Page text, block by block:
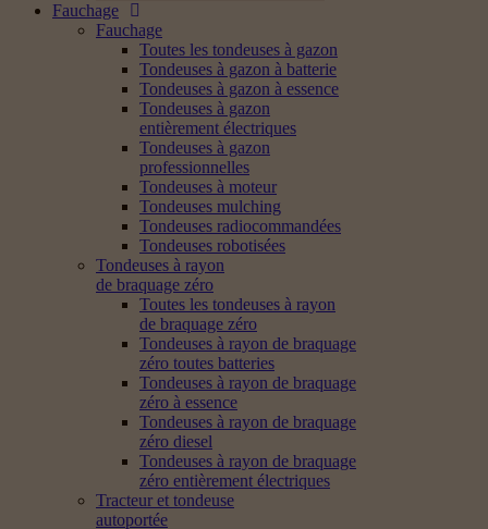
Fauchage
Fauchage
Toutes les tondeuses à gazon
Tondeuses à gazon à batterie
Tondeuses à gazon à essence
Tondeuses à gazon
entièrement électriques
Tondeuses à gazon
professionnelles
Tondeuses à moteur
Tondeuses mulching
Tondeuses radiocommandées
Tondeuses robotisées
Tondeuses à rayon
de braquage zéro
Toutes les tondeuses à rayon
de braquage zéro
Tondeuses à rayon de braquage
zéro toutes batteries
Tondeuses à rayon de braquage
zéro à essence
Tondeuses à rayon de braquage
zéro diesel
Tondeuses à rayon de braquage
zéro entièrement électriques
Tracteur et tondeuse
autoportée